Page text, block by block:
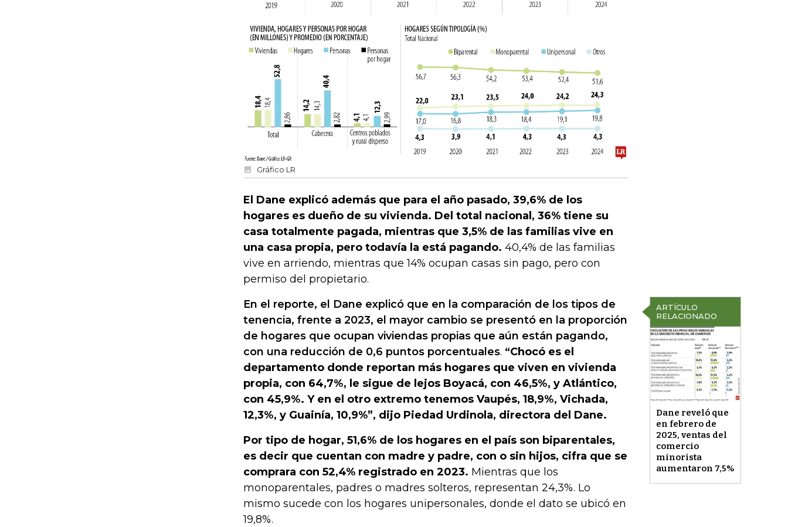
Gráfico LR
El Dane explicó además que para el año pasado, 39,6% de los
hogares es dueño de su vivienda. Del total nacional, 36% tiene su
casa totalmente pagada, mientras que 3,5% de las familias vive en
una casa propia, pero todavía la está pagando. 40,4% de las familias
vive en arriendo, mientras que 14% ocupan casas sin pago, pero con
permiso del propietario.
ARTÍCULO
RELACIONADO
Dane reveló que
en febrero de
2025, ventas del
comercio
minorista
aumentaron 7,5%
En el reporte, el Dane explicó que en la comparación de los tipos de
tenencia, frente a 2023, el mayor cambio se presentó en la proporción
de hogares que ocupan viviendas propias que aún están pagando,
con una reducción de 0,6 puntos porcentuales. “Chocó es el
departamento donde reportan más hogares que viven en vivienda
propia, con 64,7%, le sigue de lejos Boyacá, con 46,5%, y Atlántico,
con 45,9%. Y en el otro extremo tenemos Vaupés, 18,9%, Vichada,
12,3%, y Guainía, 10,9%”, dijo Piedad Urdinola, directora del Dane.
Por tipo de hogar, 51,6% de los hogares en el país son biparentales,
es decir que cuentan con madre y padre, con o sin hijos, cifra que se
comprara con 52,4% registrado en 2023. Mientras que los
monoparentales, padres o madres solteros, representan 24,3%. Lo
mismo sucede con los hogares unipersonales, donde el dato se ubicó en
19,8%.